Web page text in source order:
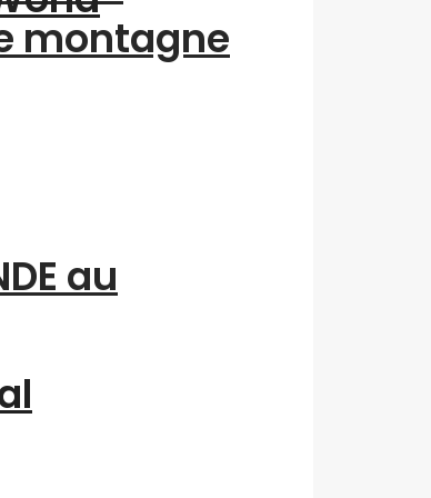
montagne
au